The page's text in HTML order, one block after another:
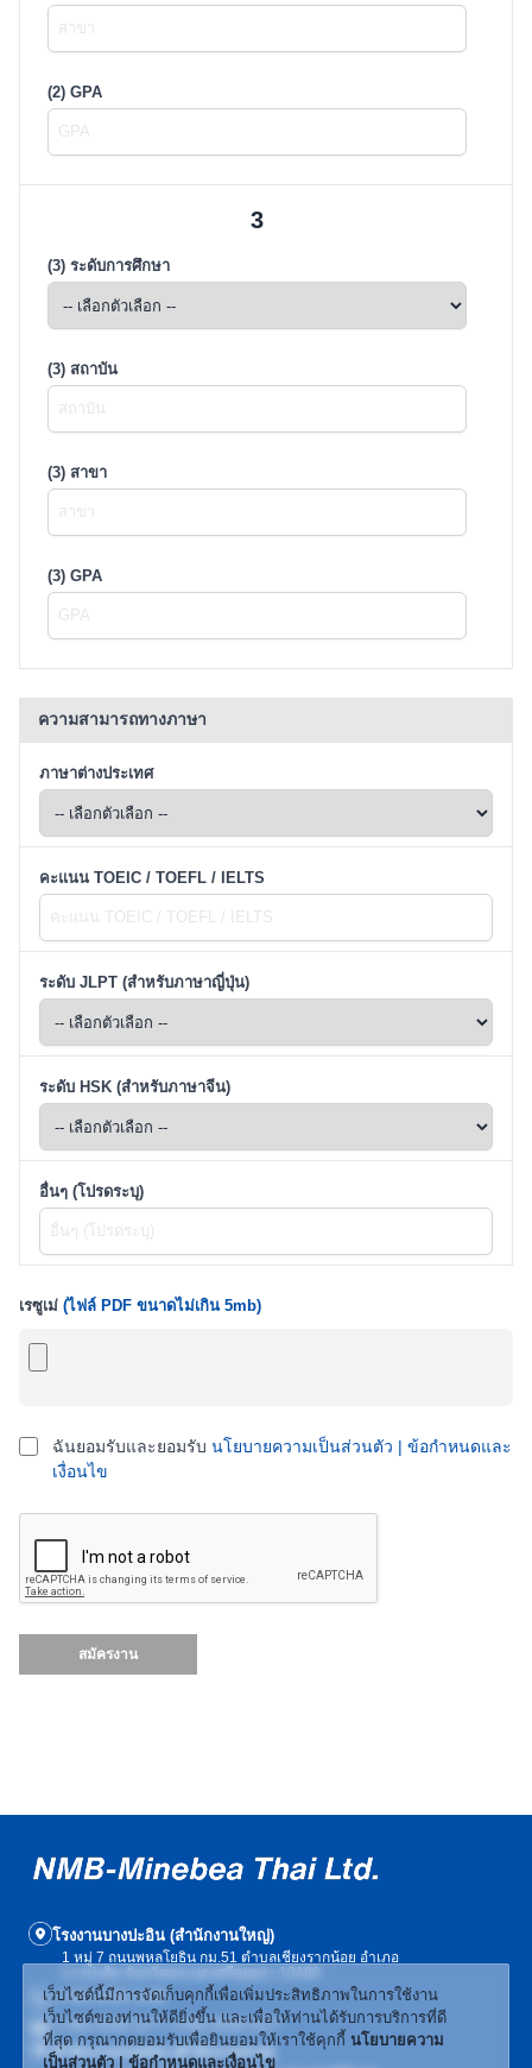
(2) GPA
3
(3) ระดับการศึกษา
(3) สถาบัน
(3) สาขา
(3) GPA
ความสามารถทางภาษา
ภาษาต่างประเทศ
คะแนน TOEIC / TOEFL / IELTS
ระดับ JLPT (สำหรับภาษาญี่ปุ่น)
ระดับ HSK (สำหรับภาษาจีน)
อื่นๆ (โปรดระบุ)
เรซูเม่ (ไฟล์ PDF ขนาดไม่เกิน 5mb)
ฉันยอมรับและยอมรับ นโยบายความเป็นส่วนตัว | ข้อกำหนดและ
เงื่อนไข
สมัครงาน
โรงงานบางปะอิน (สำนักงานใหญ่)
1 หมู่ 7 ถนนพหลโยธิน กม.51 ตำบลเชียงรากน้อย อำเภอ
บางปะอิน จังหวัดพระนครศรีอยุธยา 13180
(+66) 3536-1439
(+66) 3536-1177, (+66) 3536-1477
สำนักงานกรุงเทพ (สำนักงานขาย)
เว็บไซต์นี้มีการจัดเก็บคุกกี้เพื่อเพิ่มประสิทธิภาพในการใช้งาน
เว็บไซต์ของท่านให้ดียิ่งขึ้น และเพื่อให้ท่านได้รับการบริการที่ดี
ที่สุด กรุณากดยอมรับเพื่อยินยอมให้เราใช้คุกกี้ นโยบายความ
เป็นส่วนตัว | ข้อกำหนดและเงื่อนไข